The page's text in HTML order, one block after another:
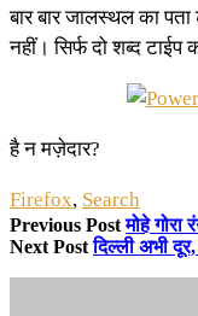
बार बार जालस्थल का
नहीं। सिर्फ दो शब्द
है न मज़ेदार?
Firefox, Search
Previous Post मोहे गोरा
Next Post दिल्ली अभी